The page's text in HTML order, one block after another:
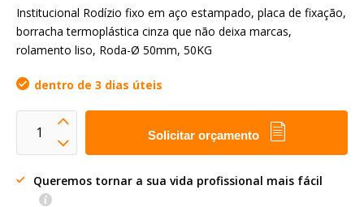
Institucional Rodízio fixo em aço estampado, placa de fixação,
borracha termoplástica cinza que não deixa marcas,
rolamento liso, Roda-Ø 50mm, 50KG
dentro de 3 dias úteis
Solicitar orçamento
Queremos tornar a sua vida profissional mais fácil